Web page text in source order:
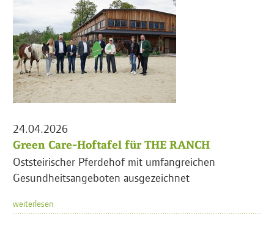
24.04.2026
Green Care-Hoftafel für THE RANCH
Oststeirischer Pferdehof mit umfangreichen
Gesundheitsangeboten ausgezeichnet
weiterlesen